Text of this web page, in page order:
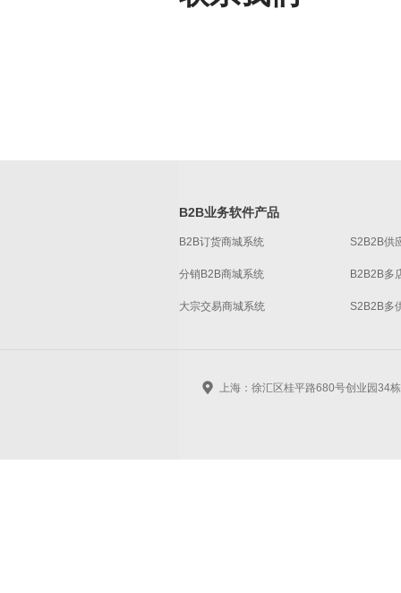
B2B业务软件产品
B2B订货商城系统 S2B2B供
分销B2B商城系统 B2B2B多
大宗交易商城系统 S2B2B多
上海：徐汇区桂平路680号创业园34